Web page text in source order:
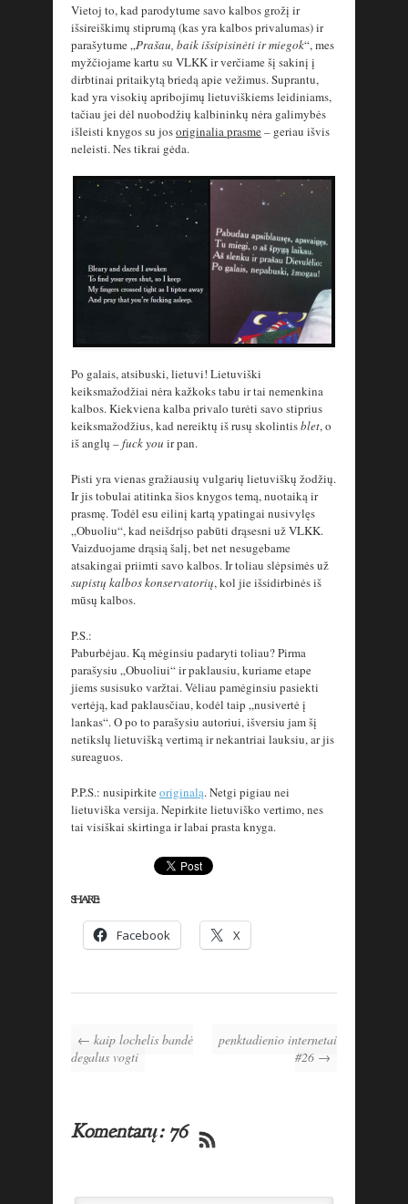
Vietoj to, kad parodytume savo kalbos grožį ir
išsireiškimų stiprumą (kas yra kalbos privalumas) ir
parašytume „Prašau, baik išsipisinėti ir miegok“, mes
myžčiojame kartu su VLKK ir verčiame šį sakinį į
dirbtinai pritaikytą briedą apie vežimus. Suprantu,
kad yra visokių apribojimų lietuviškiems leidiniams,
tačiau jei dėl nuobodžių kalbininkų nėra galimybės
išleisti knygos su josoriginalia prasme– geriau išvis
neleisti. Nes tikrai gėda.
Po galais, atsibuski, lietuvi! Lietuviški
keiksmažodžiai nėra kažkoks tabu ir tai nemenkina
kalbos. Kiekviena kalba privalo turėti savo stiprius
keiksmažodžius, kad nereiktų iš rusų skolintisblet, o
iš anglų –fuck you ir pan.
Pisti yra vienas gražiausių vulgarių lietuviškų žodžių.
Ir jis tobulai atitinka šios knygos temą, nuotaiką ir
prasmę. Todėl esu eilinį kartą ypatingai nusivylęs
„Obuoliu“, kad neišdrįso pabūti drąsesni už VLKK.
Vaizduojame drąsią šalį, bet net nesugebame
atsakingai priimti savo kalbos. Ir toliau slėpsimės už
supistų kalbos konservatorių, kol jie išsidirbinės iš
mūsų kalbos.
P.S.:
Paburbėjau. Ką mėginsiu padaryti toliau? Pirma
parašysiu „Obuoliui“ ir paklausiu, kuriame etape
jiems susisuko varžtai. Vėliau pamėginsiu pasiekti
vertėją, kad paklausčiau, kodėl taip „nusivertė į
lankas“. O po to parašysiu autoriui, išversiu jam šį
netikslų lietuvišką vertimą ir nekantriai lauksiu, ar jis
sureaguos.
P.P.S.: nusipirkiteoriginalą. Netgi pigiau nei
lietuviška versija. Nepirkite lietuviško vertimo, nes
tai visiškai skirtinga ir labai prasta knyga.
SHARE:
Facebook X
← kaip lochelis bandė
degalus vogti
penktadienio internetai
#26 →
Komentarų: 76